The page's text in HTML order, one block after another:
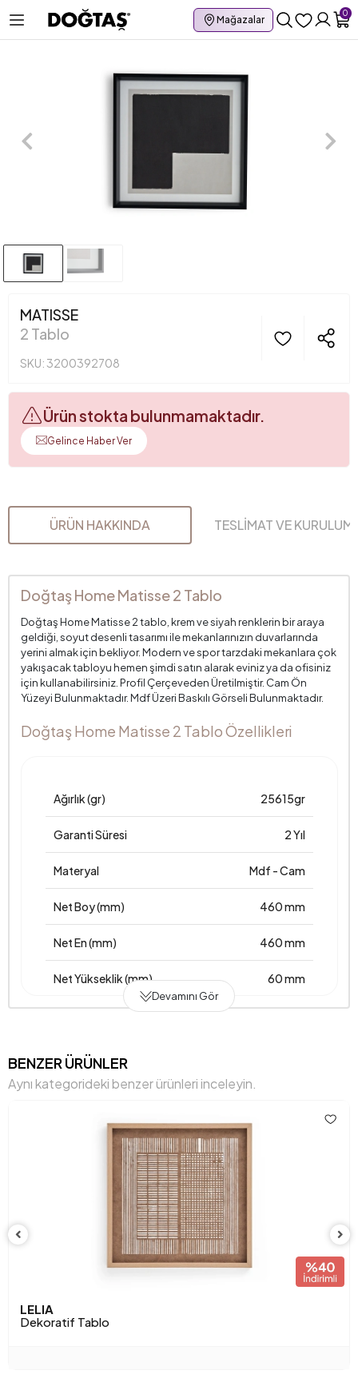
Mağazalar
0
MATISSE
2 Tablo
SKU: 3200392708
Ürün stokta bulunmamaktadır.
Gelince Haber Ver
ÜRÜN HAKKINDA TESLİMAT VE KURULUM
Doğtaş Home Matisse 2 Tablo
Doğtaş Home Matisse 2 tablo, krem ve siyah renklerin bir araya
geldiği, soyut desenli tasarımı ile mekanlarınızın duvarlarında
yerini almak için bekliyor. Modern ve spor tarzdaki mekanlara çok
yakışacak tabloyu hemen şimdi satın alarak eviniz ya da ofisiniz
için kullanabilirsiniz. Profil Çerçeveden Üretilmiştir. Cam Ön
Yüzeyi Bulunmaktadır. Mdf Üzeri Baskılı Görseli Bulunmaktadır.
Doğtaş Home Matisse 2 Tablo Özellikleri
Ağırlık (gr) 25615gr
Garanti Süresi 2 Yıl
Materyal Mdf - Cam
Net Boy (mm) 460 mm
Net En (mm) 460 mm
Net Yükseklik (mm) 60 mm
Devamını Gör
BENZER ÜRÜNLER
Aynı kategorideki benzer ürünleri inceleyin.
LELIA
Dekoratif Tablo